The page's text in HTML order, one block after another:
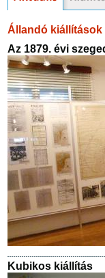
Állandó kiállítások
Az 1879. évi
Kubikos kiállítás